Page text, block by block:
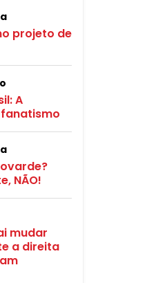
projeto de
A
NÃO!
mudar
a direita